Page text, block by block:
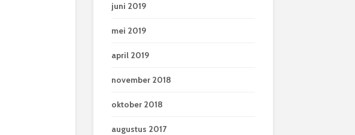
juni 2019
mei 2019
april 2019
november 2018
oktober 2018
augustus 2017